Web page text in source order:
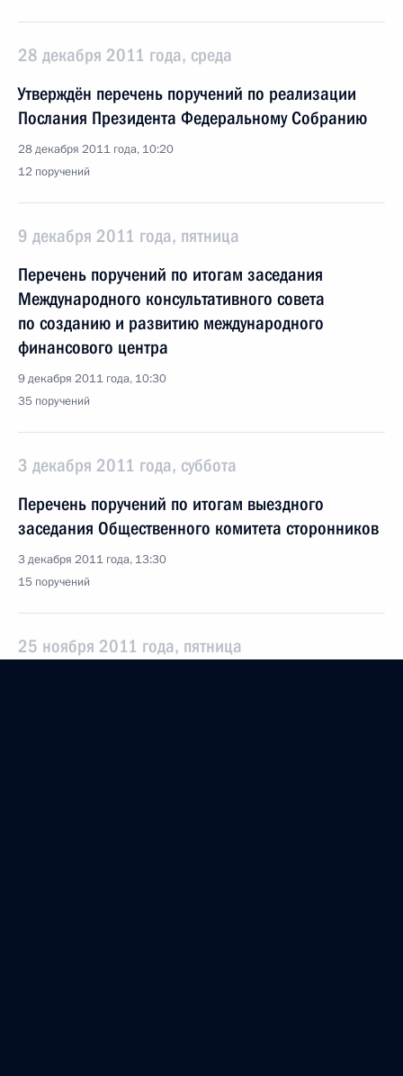
28 декабря 2011 года, среда
Утверждён перечень поручений по реализации
Послания Президента Федеральному Собранию
28 декабря 2011 года, 10:20
12 поручений
9 декабря 2011 года, пятница
Перечень поручений по итогам заседания
Международного консультативного совета
по созданию и развитию международного
финансового центра
9 декабря 2011 года, 10:30
35 поручений
3 декабря 2011 года, суббота
Перечень поручений по итогам выездного
заседания Общественного комитета сторонников
3 декабря 2011 года, 13:30
15 поручений
25 ноября 2011 года, пятница